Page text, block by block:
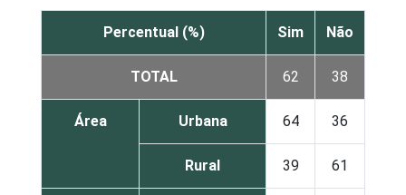
Percentual (%) Sim Não
TOTAL 62 38
Área Urbana 64 36
Rural 39 61